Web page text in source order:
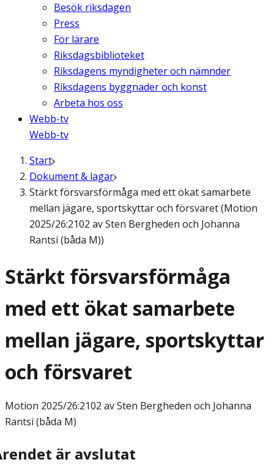
Besök riksdagen
Press
För lärare
Riksdagsbiblioteket
Riksdagens myndigheter och nämnder
Riksdagens byggnader och konst
Arbeta hos oss
Webb-tv
Webb-tv
Start
Dokument & lagar
Stärkt försvarsförmåga med ett ökat samarbete
mellan jägare, sportskyttar och försvaret (Motion
2025/26:2102 av Sten Bergheden och Johanna
Rantsi (båda M))
Stärkt försvarsförmåga
med ett ökat samarbete
mellan jägare, sportskyttar
och försvaret
Motion 2025/26:2102 av Sten Bergheden och Johanna
Rantsi (båda M)
är avslutat